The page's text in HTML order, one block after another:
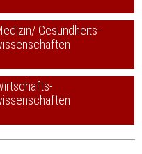
Gesundheits-